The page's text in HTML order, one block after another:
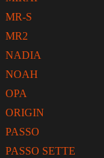
MR-S
MR2
NADIA
NOAH
OPA
ORIGIN
PASSO
PASSO SETTE